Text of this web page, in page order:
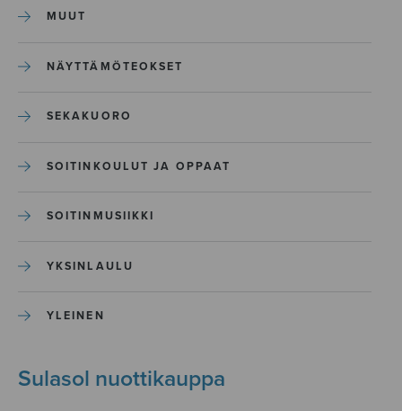
MUUT
NÄYTTÄMÖTEOKSET
SEKAKUORO
SOITINKOULUT JA OPPAAT
SOITINMUSIIKKI
YKSINLAULU
YLEINEN
Sulasol nuottikauppa